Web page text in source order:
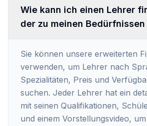
Wie kann ich einen Lehrer
der zu meinen
Sie können unsere erweiterten
verwenden, um Lehrer nach
Spezialitäten, Preis und
suchen. Jeder Lehrer hat ein
mit seinen Qualifikationen,
und einem Vorstellungsvideo,